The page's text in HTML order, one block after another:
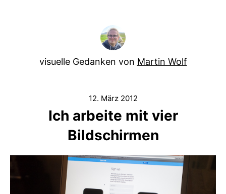
visuelle Gedanken von Martin Wolf
12. März 2012
Ich arbeite mit vier
Bildschirmen